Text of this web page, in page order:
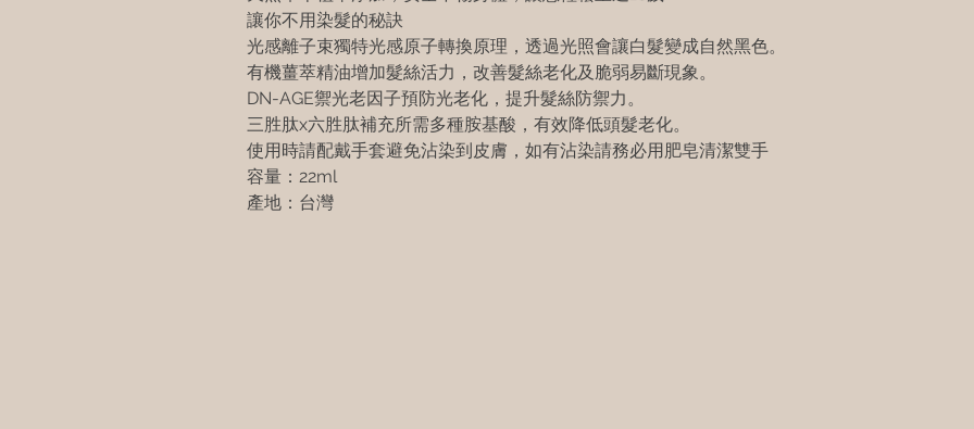
讓你不用染髮的秘訣
光感離子束獨特光感原子轉換原理，透過光照會讓白髮變成自然黑色。
有機薑萃精油增加髮絲活力，改善髮絲老化及脆弱易斷現象。
DN-AGE禦光老因子預防光老化，提升髮絲防禦力。
三胜肽x六胜肽補充所需多種胺基酸，有效降低頭髮老化。
使用時請配戴手套避免沾染到皮膚，如有沾染請務必用肥皂清潔雙手
容量：22ml
產地：台灣